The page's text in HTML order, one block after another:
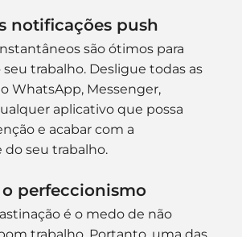
notificações push
são ótimos para
trabalho. Desligue todas as
WhatsApp, Messenger,
aplicativo que possa
e acabar com a
seu trabalho.
perfeccionismo
é o medo de não